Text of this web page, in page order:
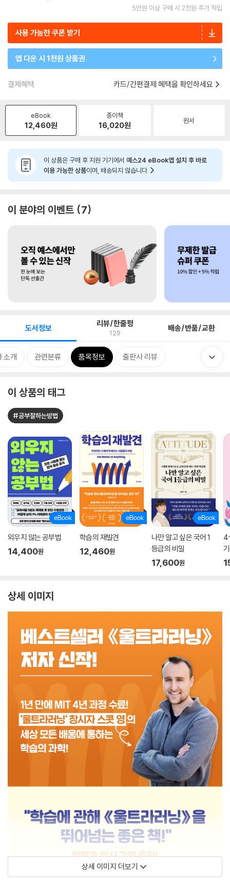
5만원 이상 구매 시 2천원 추가 적립
사용 가능한 쿠폰 받기
앱 다운 시 1천원 상품권
결제혜택 카드/간편결제 혜택을 확인하세요
eBook
12,460원
종이책
16,020원 원서
이 상품은 구매 후 지원 기기에서 예스24 eBook앱 설치 후 바로
이용 가능한 상품이며, 배송되지 않습니다.
이 분야의 이벤트 7
도서정보 리뷰/한줄평
129 배송/반품/교환
소개 관련분류 품목정보 출판사 리뷰
이 상품의 태그
#공부잘하는방법
외우지 않는 공부법
14,400원
학습의 재발견
12,460원
나만 알고 싶은 국어 1
등급의 비밀
17,600원
상세 이미지
상세 이미지 더보기